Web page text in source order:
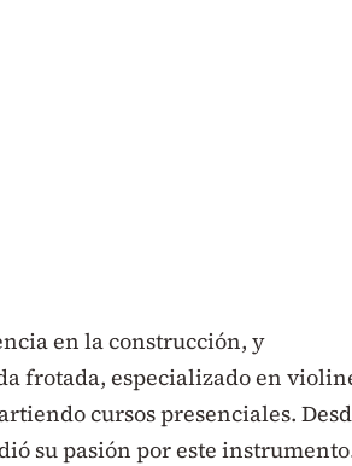
en la construcción, y
frotada, especializado en
cursos presenciales.
su pasión por este